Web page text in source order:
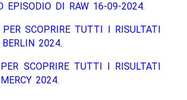
EPISODIO DI RAW 16-09-2024.
SCOPRIRE TUTTI I RISULTATI
2024.
SCOPRIRE TUTTI I RISULTATI
2024.